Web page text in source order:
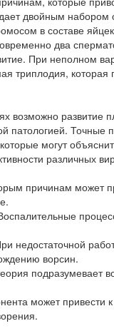
двойным набором
в составе
два
При неполном
триплодия,
возможно развитие
патологией.
могут
различных
причинам может
недостаточной
ворсин.
подразумевает
может привести